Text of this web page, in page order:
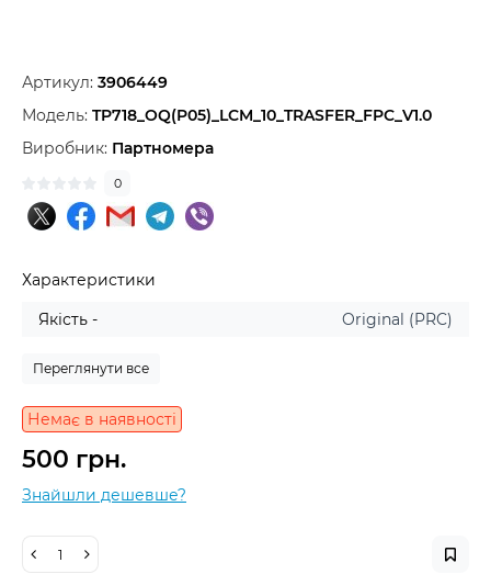
Артикул: 3906449
Модель: TP718_OQ(P05)_LCM_10_TRASFER_FPC_V1.0
Виробник: Партномера
0
Характеристики
Якість -
Original (PRC)
Переглянути все
Немає в наявності
500 грн.
Знайшли дешевше?